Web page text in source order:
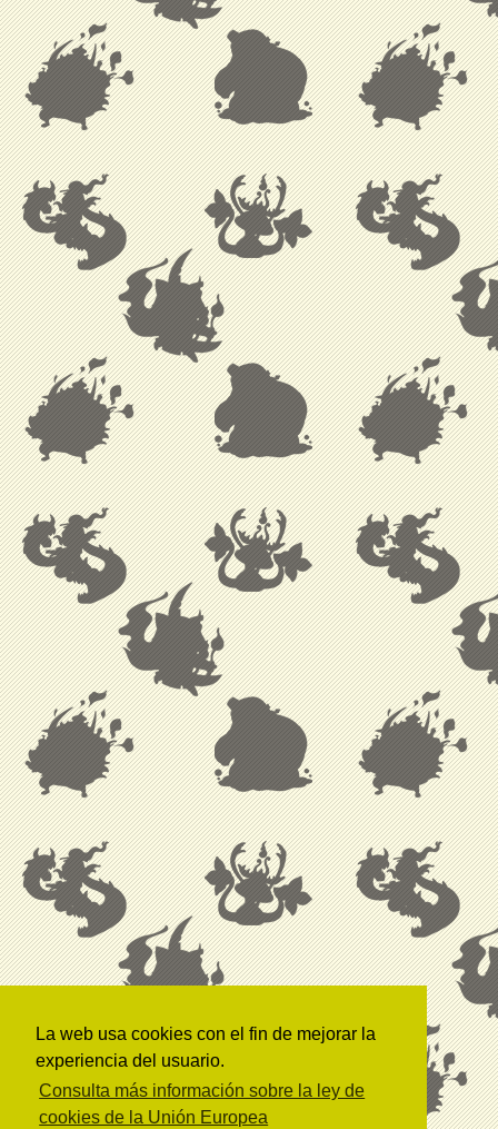
La web usa cookies con el fin de mejorar la
experiencia del usuario.
Consulta más información sobre la ley de
cookies de la Unión Europea